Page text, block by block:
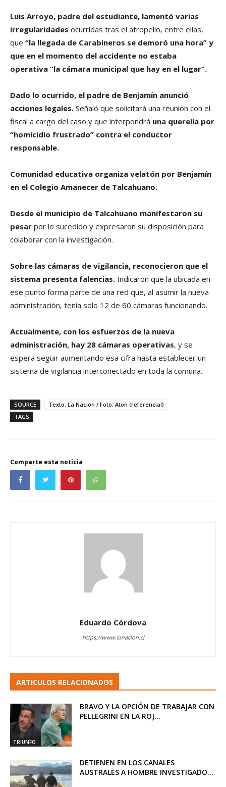
Luis Arroyo, padre del estudiante, lamentó varias
irregularidades ocurridas tras el atropello, entre ellas,
que “la llegada de Carabineros se demoró una hora” y
que en el momento del accidente no estaba
operativa “la cámara municipal que hay en el lugar”.
Dado lo ocurrido, el padre de Benjamín anunció
acciones legales. Señaló que solicitará una reunión con el
fiscal a cargo del caso y que interpondrá una querella por
“homicidio frustrado” contra el conductor
responsable.
Comunidad educativa organiza velatón por Benjamín
en el Colegio Amanecer de Talcahuano.
Desde el municipio de Talcahuano manifestaron su
pesar por lo sucedido y expresaron su disposición para
colaborar con la investigación.
Sobre las cámaras de vigilancia, reconocieron que el
sistema presenta falencias. Indicaron que la ubicada en
ese punto forma parte de una red que, al asumir la nueva
administración, tenía solo 12 de 60 cámaras funcionando.
Actualmente, con los esfuerzos de la nueva
administración, hay 28 cámaras operativas, y se
espera seguir aumentando esa cifra hasta establecer un
sistema de vigilancia interconectado en toda la comuna.
SOURCE
Texto: La Nación / Foto: Aton (referencial)
TAGS
Comparte esta noticia
Eduardo Córdova
https://www.lanacion.cl
ARTICULOS RELACIONADOS
TRIUNFO
BRAVO Y LA OPCIÓN DE TRABAJAR CON
PELLEGRINI EN LA ROJ...
DETIENEN EN LOS CANALES
AUSTRALES A HOMBRE INVESTIGADO...